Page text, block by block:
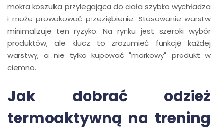
mokra koszulka przylegająca do ciała szybko wychładza
i może prowokować przeziębienie. Stosowanie warstw
minimalizuje ten ryzyko. Na rynku jest szeroki wybór
produktów, ale klucz to zrozumieć funkcję każdej
warstwy, a nie tylko kupować "markowy" produkt w
ciemno.
Jak dobrać odzież
termoaktywną na trening